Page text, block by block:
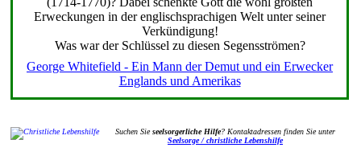
Erweckungen in der englischsprachigen Welt unter seiner
Verkündigung!
Was war der Schlüssel zu diesen Segensströmen?
George Whitefield - Ein Mann der Demut und ein Erwecker
Englands und Amerikas
Suchen Sieseelsorgerliche Hilfe? Kontaktadressen finden Sie unter
Seelsorge / christliche Lebenshilfe